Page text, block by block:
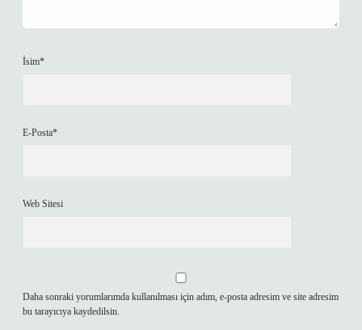
İsim*
E-Posta*
Web Sitesi
Daha sonraki yorumlarımda kullanılması için adım, e-posta adresim ve site adresim
bu tarayıcıya kaydedilsin.